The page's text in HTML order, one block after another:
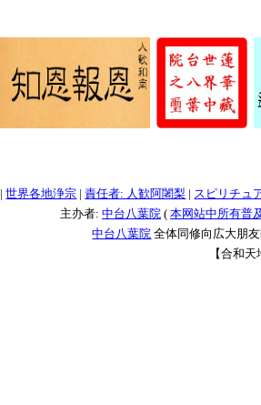
|世界各地浄宗 |責任者: 人歓阿闍梨 | スピリチュ
主办者: 中台八葉院 ( 本网站中所有普
中台八葉院 全体同修向広大朋
【合和